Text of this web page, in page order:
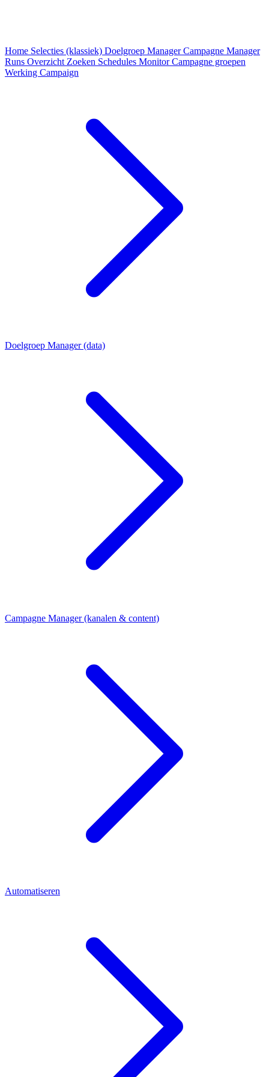
Home Selecties (klassiek) Doelgroep ManagerCampagne Manager
Runs Overzicht Zoeken Schedules MonitorCampagne groepen
Werking Campaign
Doelgroep Manager (data)
Campagne Manager (kanalen & content)
Automatiseren